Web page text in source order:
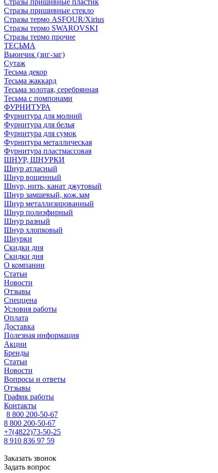
Стразы пришивные пластик
Стразы пришивные стекло
Стразы термо ASFOUR/Xirius
Стразы термо SWAROVSKI
Стразы термо прочие
ТЕСЬМА
Вьюнчик (зиг-заг)
Сутаж
Тесьма декор
Тесьма жаккард
Тесьма золотая, серебрянная
Тесьма с помпонами
ФУРНИТУРА
Фурнитура для молний
Фурнитура для белья
Фурнитура для сумок
Фурнитура металлическая
Фурнитура пластмассовая
ШНУР, ШНУРКИ
Шнур атласный
Шнур вощенный
Шнур, нить, канат джутовый
Шнур замшевый, кож.зам
Шнур металлизированный
Шнур полиэфирный
Шнур разный
Шнур хлопковый
Шнурки
Скидки дня
Скидки дня
О компании
Статьи
Новости
Отзывы
Спеццена
Условия работы
Оплата
Доставка
Полезная информация
Акции
Бренды
Статьи
Новости
Вопросы и ответы
Отзывы
График работы
Контакты
8 800 200-50-67
8 800 200-50-67
+7(4822)73-50-25
8 910 836 97 59
Заказать звонок
Задать вопрос